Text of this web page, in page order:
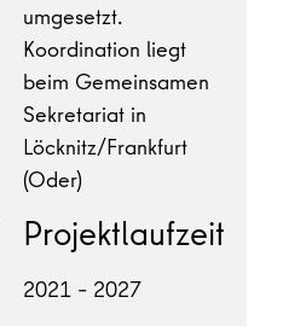
umgesetzt.
Koordination liegt
beim Gemeinsamen
Sekretariat in
Löcknitz/Frankfurt
(Oder)
Projektlaufzeit
2021 – 2027